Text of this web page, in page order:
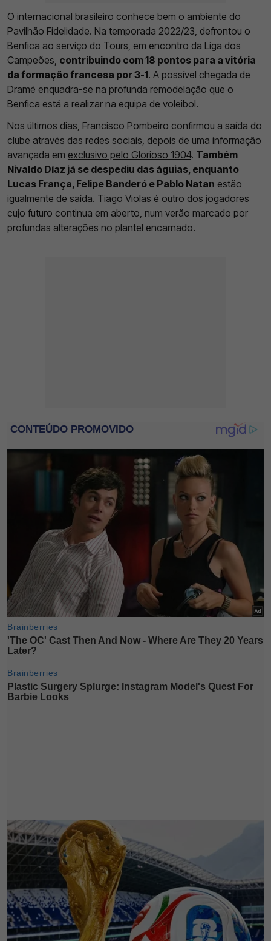
O internacional brasileiro conhece bem o ambiente do
Pavilhão Fidelidade. Na temporada 2022/23, defrontou o
Benfica ao serviço do Tours, em encontro da Liga dos
Campeões, contribuindo com 18 pontos para a vitória
da formação francesa por 3-1. A possível chegada de
Dramé enquadra-se na profunda remodelação que o
Benfica está a realizar na equipa de voleibol.
Nos últimos dias, Francisco Pombeiro confirmou a saída do
clube através das redes sociais, depois de uma informação
avançada em exclusivo pelo Glorioso 1904. Também
Nivaldo Díaz já se despediu das águias, enquanto
Lucas França, Felipe Banderó e Pablo Natan estão
igualmente de saída. Tiago Violas é outro dos jogadores
cujo futuro continua em aberto, num verão marcado por
profundas alterações no plantel encarnado.